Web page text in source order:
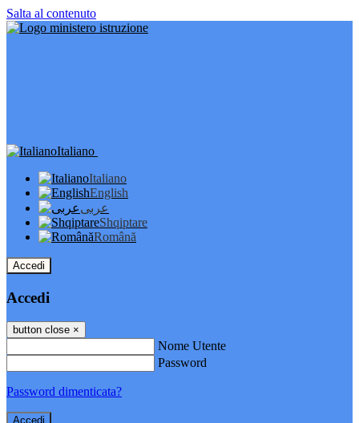
Salta al contenuto
Italiano
Italiano
English
عربى
Shqiptare
Română
Accedi
Accedi
button close ×
Nome Utente
Password
Password dimenticata?